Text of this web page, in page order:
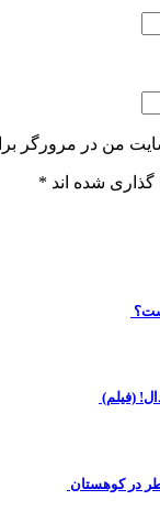
من در مرورگر
شده اند *
(فیلم)
در کوهستان